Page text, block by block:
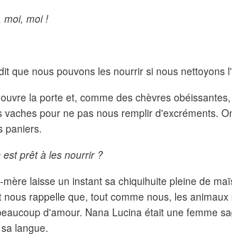
moi, moi !
que nous pouvons les nourrir si nous nettoyons
la porte et, comme des chèvres
vaches pour ne pas nous remplir d'excréments.
paniers.
est prêt à les nourrir ?
mère laisse un instant sa chiquihuite pleine de
nous rappelle que, tout comme nous, les
d'amour. Nana Lucina était une femme
langue.